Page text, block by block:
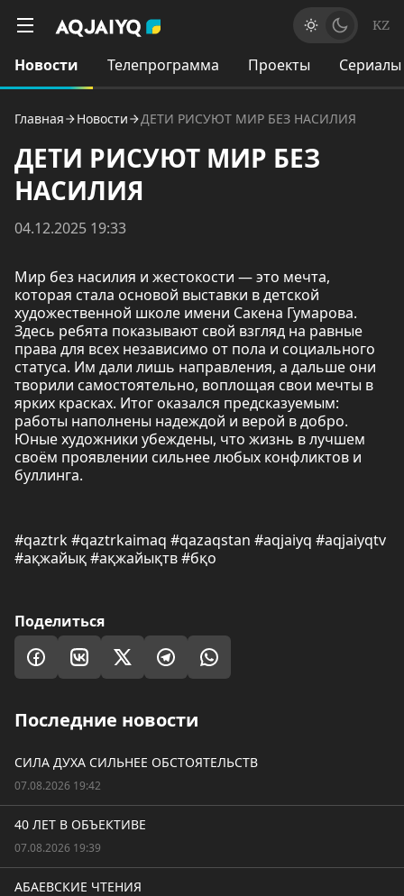
KZ
Новости Телепрограмма Проекты Сериалы
Главная Новости ДЕТИ РИСУЮТ МИР БЕЗ НАСИЛИЯ
ДЕТИ РИСУЮТ МИР БЕЗ
НАСИЛИЯ
04.12.2025 19:33
Мир без насилия и жестокости — это мечта,
которая стала основой выставки в детской
художественной школе имени Сакена Гумарова.
Здесь ребята показывают свой взгляд на равные
права для всех независимо от пола и социального
статуса. Им дали лишь направления, а дальше они
творили самостоятельно, воплощая свои мечты в
ярких красках. Итог оказался предсказуемым:
работы наполнены надеждой и верой в добро.
Юные художники убеждены, что жизнь в лучшем
своём проявлении сильнее любых конфликтов и
буллинга.
#qaztrk #qaztrkaimaq #qazaqstan #aqjaiyq #aqjaiyqtv
#ақжайық #ақжайықтв #бқо
Поделиться
Последние новости
СИЛА ДУХА СИЛЬНЕЕ ОБСТОЯТЕЛЬСТВ
07.08.2026 19:42
40 ЛЕТ В ОБЪЕКТИВЕ
07.08.2026 19:39
АБАЕВСКИЕ ЧТЕНИЯ